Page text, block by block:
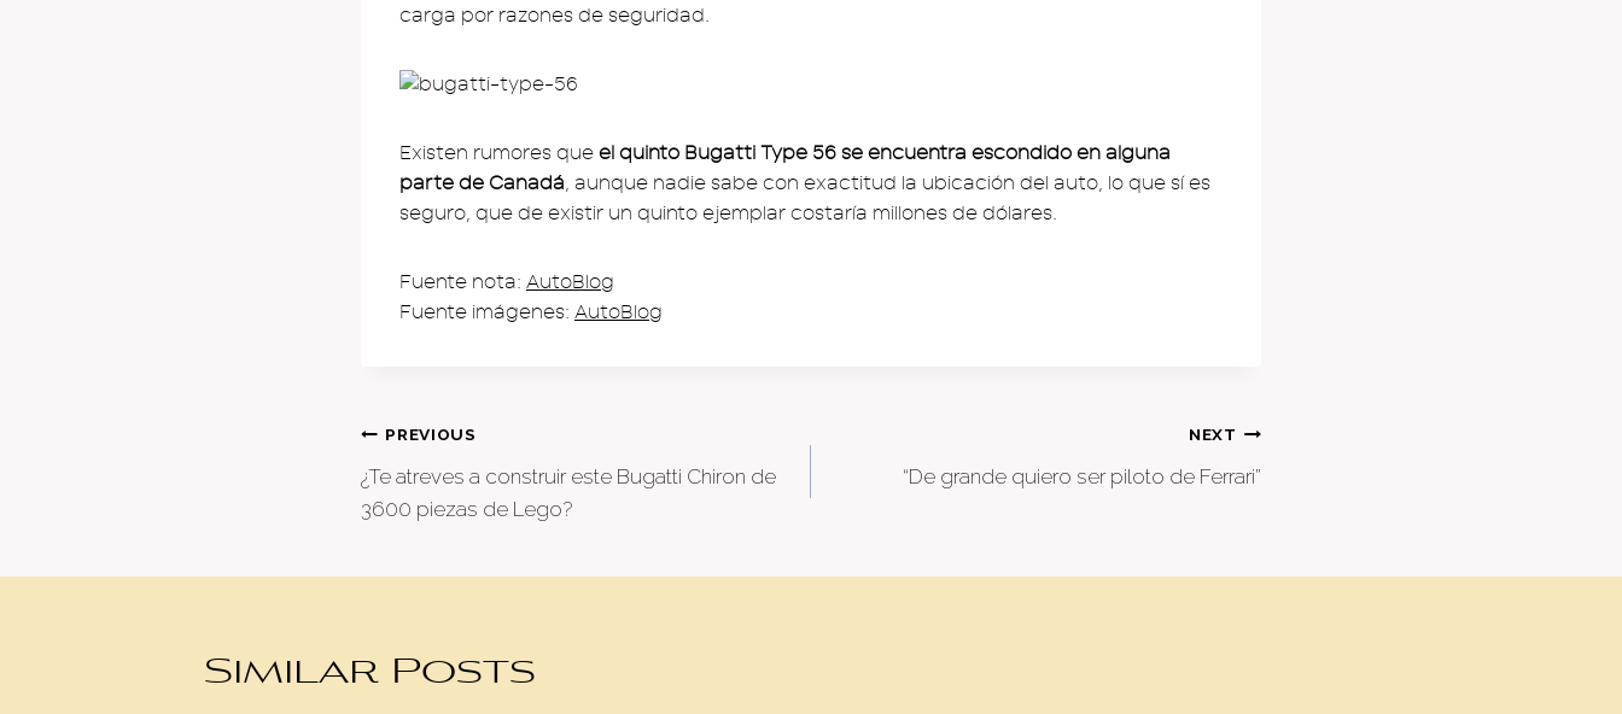
carga por razones de seguridad.
Existen rumores que el quinto Bugatti Type 56 se encuentra escondido en alguna
parte de Canadá, aunque nadie sabe con exactitud la ubicación del auto, lo que sí es
seguro, que de existir un quinto ejemplar costaría millones de dólares.
Fuente nota: AutoBlog
Fuente imágenes: AutoBlog
Post
navigation
PREVIOUS
¿Te atreves a construir este Bugatti Chiron de
3600 piezas de Lego?
NEXT
“De grande quiero ser piloto de Ferrari”
Similar Posts